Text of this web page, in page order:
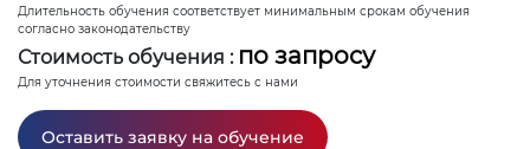
Длительность обучения соответствует минимальным срокам обучения
согласно законодательству
Стоимость обучения : по запросу
Для уточнения стоимости свяжитесь с нами
Оставить заявку на обучение